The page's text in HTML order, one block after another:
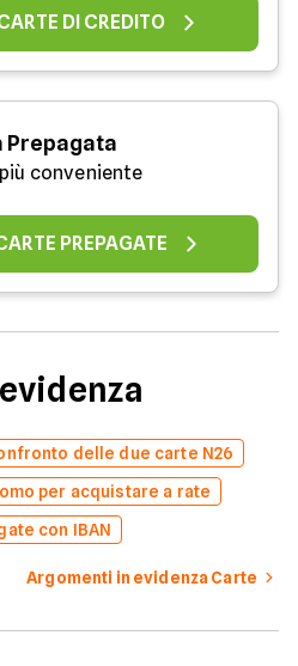
DI CREDITO
Prepagata
conveniente
PREPAGATE
delle due carte N26
per acquistare a rate
con IBAN
Argomenti in evidenza Carte